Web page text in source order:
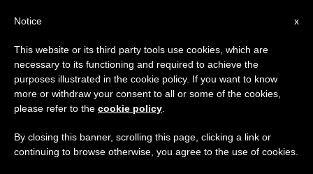
x
Notice
This website or its third party tools use cookies, which are
necessary to its functioning and required to achieve the
purposes illustrated in the cookie policy. If you want to know
more or withdraw your consent to all or some of the cookies,
please refer to the cookie policy
By closing this banner, scrolling this page, clicking a link or
continuing to browse otherwise, you agree to the use of cookies.